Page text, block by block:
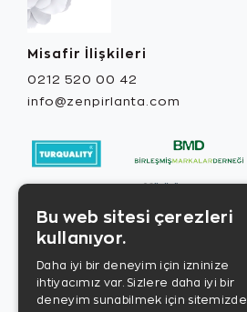
Misafir İlişkileri
0212 520 00 42
info@zenpirlanta.com
Bu web sitesi çerezleri
kullanıyor.
Daha iyi bir deneyim için izninize
ihtiyacımız var. Sizlere daha iyi bir
deneyim sunabilmek için sitemizde